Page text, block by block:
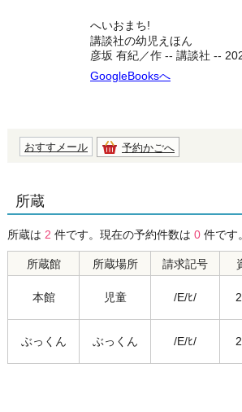
へいおまち!
講談社の幼児えほん
彦坂 有紀／作 -- 講談社 --
GoogleBooksへ
おすすメール 予約かごへ
所蔵
所蔵は 2 件です。現在の予約件数は 0 件です。
所蔵館 所蔵場所 請求記号
本館 児童 /E/ﾋ/
ぶっくん ぶっくん /E/ﾋ/